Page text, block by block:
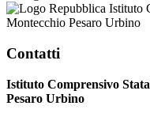
Istituto
Montecchio Pesaro Urbino
Contatti
Istituto Comprensivo
Pesaro Urbino